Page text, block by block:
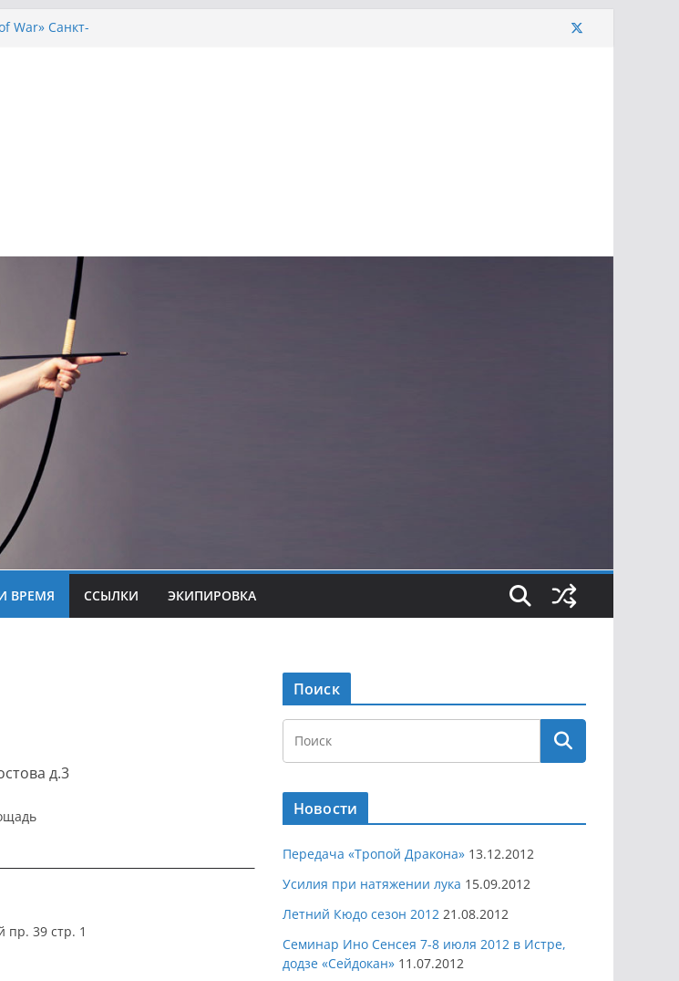
War» Санкт-
ВРЕМЯ ССЫЛКИ ЭКИПИРОВКА
д.3
пр. 39 стр. 1
Поиск
Новости
Передача «Тропой Дракона» 13.12.2012
Усилия при натяжении лука 15.09.2012
Летний Кюдо сезон 2012 21.08.2012
Семинар Ино Сенсея 7-8 июля 2012 в Истре,
додзе «Сейдокан» 11.07.2012